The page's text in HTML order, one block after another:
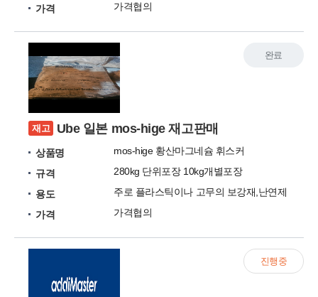
가격
가격협의
재고 Ube 일본 mos-hige 재고판매
상품명
mos-hige 황산마그네슘 휘스커
규격
280kg 단위포장 10kg개별포장
용도
주로 플라스틱이나 고무의 보강재,난연제
가격
가격협의
완료
진행중